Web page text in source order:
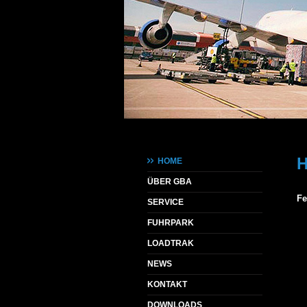
HOME
ÜBER GBA
SERVICE
FUHRPARK
LOADTRAK
NEWS
KONTAKT
DOWNLOADS